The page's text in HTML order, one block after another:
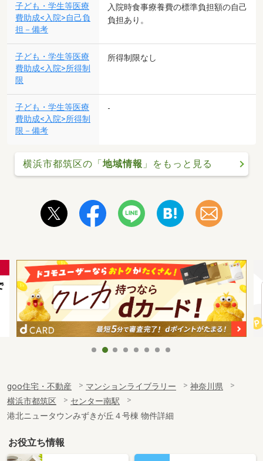
子ども・学生等医療
費助成<入院>自己負
担－備考
入院時食事療養費の標準負担額の自己
負担あり。
子ども・学生等医療
費助成<入院>所得制
限
所得制限なし
子ども・学生等医療
費助成<入院>所得制
限－備考
-
横浜市都筑区の「 地域情報 」をもっと見る
goo住宅・不動産 マンションライブラリー
神奈川県
横浜市都筑区
センター南駅
港北ニュータウンみずきが丘４号棟 物件詳細
お役立ち情報